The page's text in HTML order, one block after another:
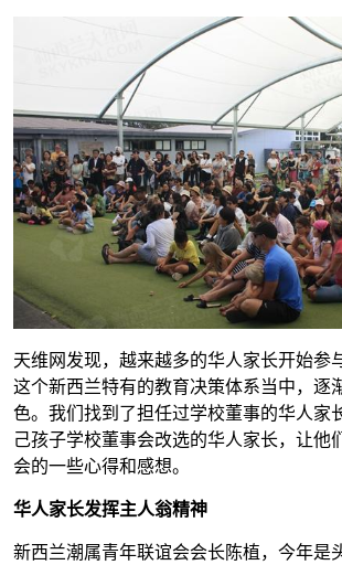
天维网发现，越来越多的华人家长开始参
这个新西兰特有的教育决策体系当中，逐
色。我们找到了担任过学校董事的华人家
己孩子学校董事会改选的华人家长，让他
会的一些心得和感想。
华人家长发挥主人翁精神
新西兰潮属青年联谊会会长陈植，今年是